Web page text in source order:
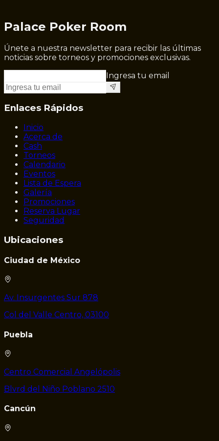
Palace Poker Room
Únete a nuestra newsletter para recibir las últimas
noticias sobre torneos y promociones exclusivas.
Ingresa tu email
Enlaces Rápidos
Inicio
Acerca de
Cash
Torneos
Calendario
Eventos
Lista de Espera
Galería
Promociones
Reserva Lugar
Seguridad
Ubicaciones
Ciudad de México
Av. Insurgentes Sur 878
Col del Valle Centro, 03100
Puebla
Centro Comercial Angelópolis
Blvrd del Niño Poblano 2510
Cancún